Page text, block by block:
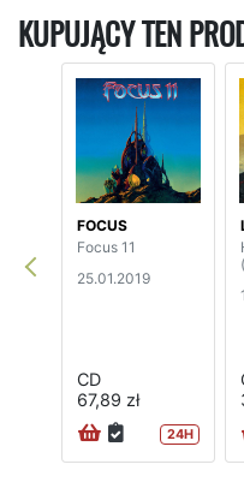
KUPUJĄCY TEN
FOCUS
Focus 11
25.01.2019
CD
67,89 zł
24H